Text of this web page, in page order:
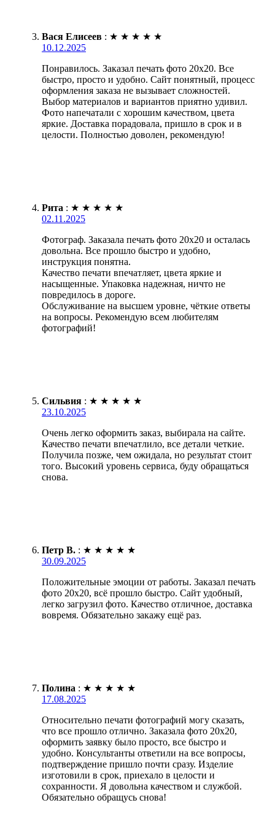
Вася Елисеев : ★ ★ ★ ★ ★
10.12.2025
Понравилось. Заказал печать фото 20х20. Все
быстро, просто и удобно. Сайт понятный, процесс
оформления заказа не вызывает сложностей.
Выбор материалов и вариантов приятно удивил.
Фото напечатали с хорошим качеством, цвета
яркие. Доставка порадовала, пришло в срок и в
целости. Полностью доволен, рекомендую!
Рита : ★ ★ ★ ★ ★
02.11.2025
Фотограф. Заказала печать фото 20х20 и осталась
довольна. Все прошло быстро и удобно,
инструкция понятна.
Качество печати впечатляет, цвета яркие и
насыщенные. Упаковка надежная, ничто не
повредилось в дороге.
Обслуживание на высшем уровне, чёткие ответы
на вопросы. Рекомендую всем любителям
фотографий!
Сильвия : ★ ★ ★ ★ ★
23.10.2025
Очень легко оформить заказ, выбирала на сайте.
Качество печати впечатлило, все детали четкие.
Получила позже, чем ожидала, но результат стоит
того. Высокий уровень сервиса, буду обращаться
снова.
Петр В. : ★ ★ ★ ★ ★
30.09.2025
Положительные эмоции от работы. Заказал печать
фото 20х20, всё прошло быстро. Сайт удобный,
легко загрузил фото. Качество отличное, доставка
вовремя. Обязательно закажу ещё раз.
Полина : ★ ★ ★ ★ ★
17.08.2025
Относительно печати фотографий могу сказать,
что все прошло отлично. Заказала фото 20х20,
оформить заявку было просто, все быстро и
удобно. Консультанты ответили на все вопросы,
подтверждение пришло почти сразу. Изделие
изготовили в срок, приехало в целости и
сохранности. Я довольна качеством и службой.
Обязательно обращусь снова!